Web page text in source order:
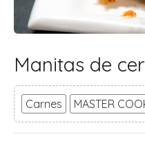
Manitas de
Carnes MASTER